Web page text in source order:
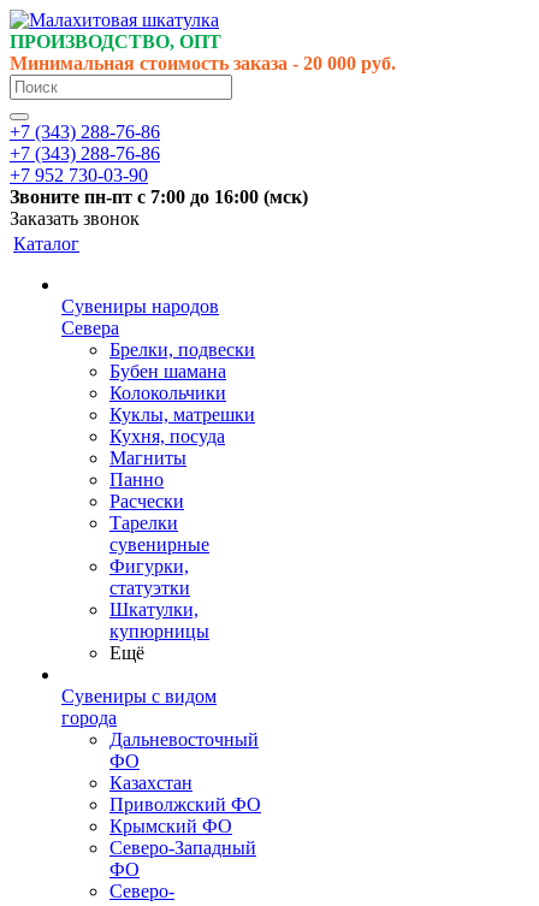
ПРОИЗВОДСТВО, ОПТ
Минимальная стоимость заказа - 20 000 руб.
+7 (343) 288-76-86
+7 (343) 288-76-86
+7 952 730-03-90
Звоните пн-пт с 7:00 до 16:00 (мск)
Заказать звонок
Каталог
Сувениры народов
Севера
Брелки, подвески
Бубен шамана
Колокольчики
Куклы, матрешки
Кухня, посуда
Магниты
Панно
Расчески
Тарелки
сувенирные
Фигурки,
статуэтки
Шкатулки,
купюрницы
Ещё
Сувениры с видом
города
Дальневосточный
ФО
Казахстан
Приволжский ФО
Крымский ФО
Северо-Западный
ФО
Северо-